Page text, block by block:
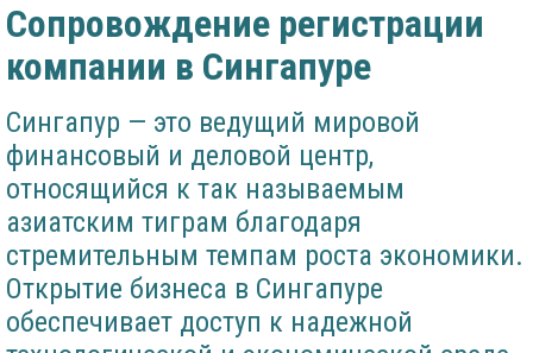
Сопровождение регистрации
компании в Сингапуре
Сингапур — это ведущий мировой
финансовый и деловой центр,
относящийся к так называемым
азиатским тиграм благодаря
стремительным темпам роста экономики.
Открытие бизнеса в Сингапуре
обеспечивает доступ к надежной